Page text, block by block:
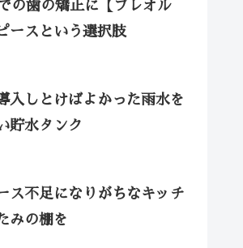
の歯の矯正に【プレオル
ースという選択肢
入しとけばよかった雨水を
貯水タンク
ス不足になりがちなキッチ
みの棚を